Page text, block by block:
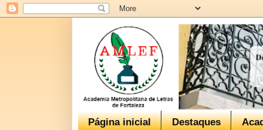
Página inicial Destaques